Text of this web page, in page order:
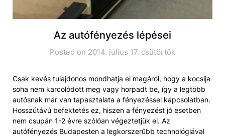
Az autófényezés lépései
Posted on 2014. július 17. csütörtök
Csak kevés tulajdonos mondhatja el magáról, hogy a kocsija
soha nem karcolódott meg vagy horpadt be, így a legtöbb
autósnak már van tapasztalata a fényezéssel kapcsolatban.
Hosszútávú befektetés ez, hiszen a fényezést jó esetben
nem csupán 1-2 évre szólóan végeztetjük el. Az
autófényezés Budapesten a legkorszerűbb technológiával